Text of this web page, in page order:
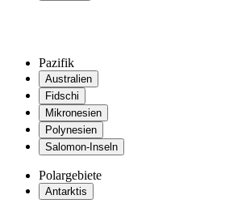
Pazifik
Australien
Fidschi
Mikronesien
Polynesien
Salomon-Inseln
Polargebiete
Antarktis